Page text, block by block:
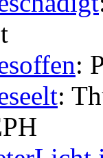
:
: